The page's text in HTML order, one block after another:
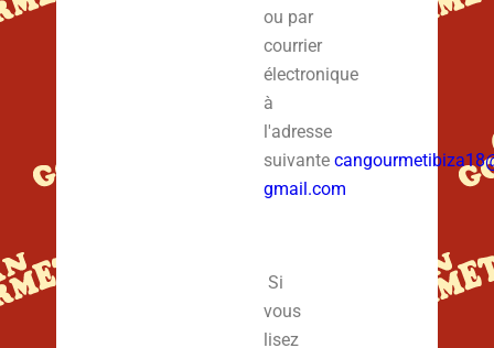
ou par
courrier
électronique
à
l'adresse
suivante
gmail.com
Si
vous
lisez